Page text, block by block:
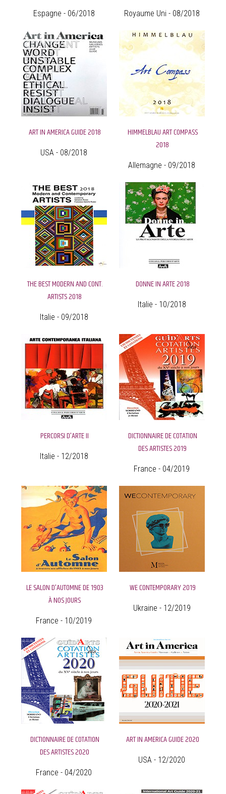
Espagne - 06/2018 Royaume Uni - 08/2018
ART IN AMERICA GUIDE 2018
USA - 08/2018
HIMMELBLAU ART COMPASS
2018
Allemagne - 09/2018
THE BEST MODERN AND CONT.
ARTISTS 2018
Italie - 09/2018
DONNE IN ARTE 2018
Italie - 10/2018
PERCORSI D'ARTE II
Italie - 12/2018
DICTIONNAIRE DE COTATION
DES ARTISTES 2019
France - 04/2019
LE SALON D'AUTOMNE DE 1903
À NOS JOURS
France - 10/2019
WE CONTEMPORARY 2019
Ukraine - 12/2019
DICTIONNAIRE DE COTATION
DES ARTISTES 2020
France - 04/2020
ART IN AMERICA GUIDE 2020
USA - 12/2020